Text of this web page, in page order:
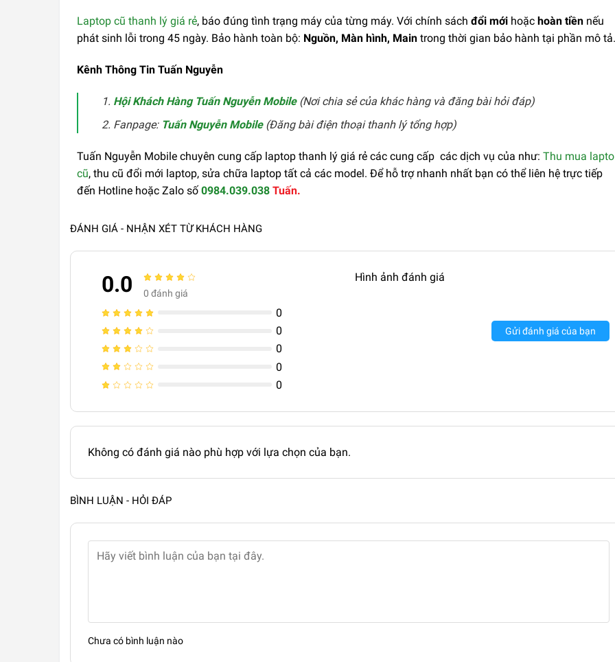
Laptop cũ thanh lý giá rẻ, báo đúng tình trạng máy của từng máy. Với chính sách đổi mới hoặc hoàn tiền nếu
phát sinh lỗi trong 45 ngày. Bảo hành toàn bộ: Nguồn, Màn hình, Main trong thời gian bảo hành tại phần mô tả.
Kênh Thông Tin Tuấn Nguyễn
Hội Khách Hàng Tuấn Nguyễn Mobile(Nơi chia sẻ của khác hàng và đăng bài hỏi đáp)
Fanpage: Tuấn Nguyễn Mobile(Đăng bài điện thoại thanh lý tổng hợp)
Tuấn Nguyễn Mobile chuyên cung cấp laptop thanh lý giá rẻ các cung cấp các dịch vụ của như: Thu mua
cũ, thu cũ đổi mới laptop, sửa chữa laptop tất cả các model. Để hỗ trợ nhanh nhất bạn có thể liên hệ trực tiếp
đến Hotline hoặc Zalo số 0984.039.038 Tuấn.
ĐÁNH GIÁ - NHẬN XÉT TỪ KHÁCH HÀNG
0.0 0 đánh giá
0
0
0
0
0
Hình ảnh đánh giá
Gửi đánh giá của bạn
Không có đánh giá nào phù hợp với lựa chọn của bạn.
BÌNH LUẬN - HỎI ĐÁP
Chưa có bình luận nào